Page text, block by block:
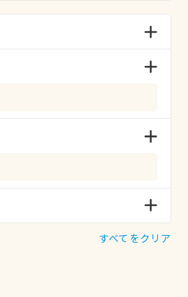
すべてをクリア